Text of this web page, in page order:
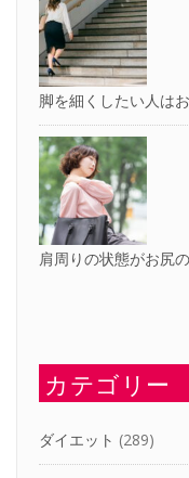
脚を細くしたい人は
肩周りの状態がお尻
カテゴリー
ダイエット (289)